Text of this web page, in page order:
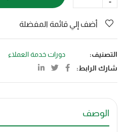
أضف إلي قائمة المفضلة
التصنيف:
دورات خدمة العملاء
شارك الرابط:
الوصف